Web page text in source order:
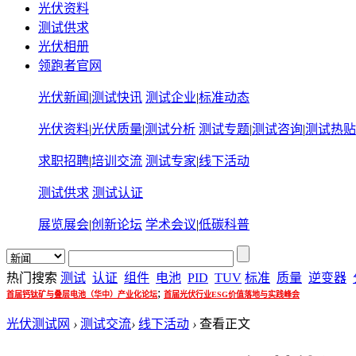
光伏资料
测试供求
光伏相册
领跑者官网
光伏新闻 |测试快讯 测试企业|标准动态
光伏资料|光伏质量|测试分析 测试专题|测试咨询|测试热贴
求职招聘|培训交流 测试专家|线下活动
测试供求 测试认证
展览展会|创新论坛 学术会议|低碳科普
热门搜索 测试 认证 组件 电池 PID TUV 标准 质量 逆变器
首届钙钛矿与叠层电池（华中）产业化论坛; 首届光伏行业ESG价值落地与实践峰会
光伏测试网 › 测试交流› 线下活动 › 查看正文